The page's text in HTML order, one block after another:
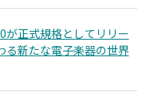
が正式規格としてリリー
る新たな電子楽器の世界